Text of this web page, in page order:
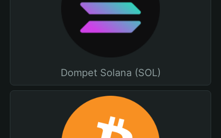
Dompet Solana (SOL)